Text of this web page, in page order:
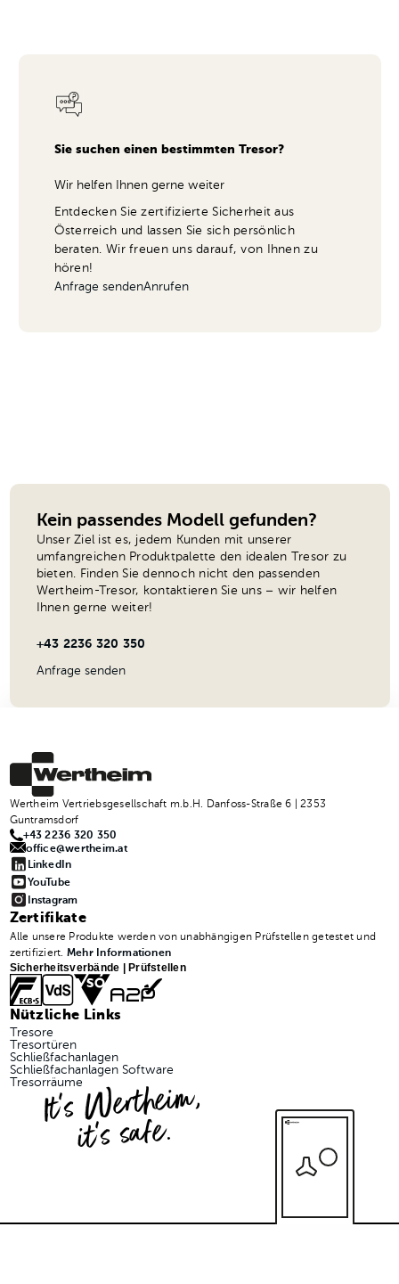
Kein passendes Modell gefunden?
Unser Ziel ist es, jedem Kunden mit unserer
umfangreichen Produktpalette den idealen Tresor zu
bieten. Finden Sie dennoch nicht den passenden
Wertheim-Tresor, kontaktieren Sie uns – wir helfen
Ihnen gerne weiter!
+43 2236 320 350
Anfrage senden
Sie suchen einen bestimmten Tresor?
Wir helfen Ihnen gerne weiter
Entdecken Sie zertifizierte Sicherheit aus
Österreich und lassen Sie sich persönlich
beraten. Wir freuen uns darauf, von Ihnen zu
hören!
Anfrage sendenAnrufen
Wertheim Vertriebsgesellschaft m.b.H. Danfoss-Straße 6 | 2353
Guntramsdorf
+43 2236 320 350
office@wertheim.at
LinkedIn
YouTube
Instagram
Zertifikate
Alle unsere Produkte werden von unabhängigen Prüfstellen getestet und
zertifiziert. Mehr Informationen
Sicherheitsverbände | Prüfstellen
Nützliche Links
Tresore
Tresortüren
Schließfachanlagen
Schließfachanlagen Software
Tresorräume
It's Wertheim,
it's safe.